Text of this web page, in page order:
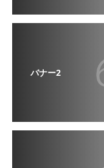
バナー2